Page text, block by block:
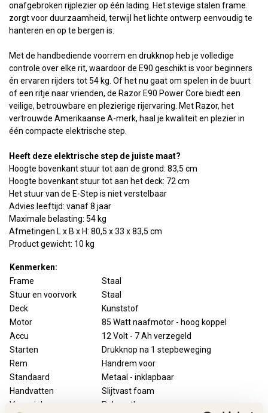
onafgebroken rijplezier op één lading. Het stevige stalen frame
zorgt voor duurzaamheid, terwijl het lichte ontwerp eenvoudig te
hanteren en op te bergen is.
Met de handbediende voorrem en drukknop heb je volledige
controle over elke rit, waardoor de E90 geschikt is voor beginners
én ervaren rijders tot 54 kg. Of het nu gaat om spelen in de buurt
of een ritje naar vrienden, de Razor E90 Power Core biedt een
veilige, betrouwbare en plezierige rijervaring. Met Razor, het
vertrouwde Amerikaanse A-merk, haal je kwaliteit en plezier in
één compacte elektrische step.
Heeft deze elektrische step de juiste maat?
Hoogte bovenkant stuur tot aan de grond: 83,5 cm
Hoogte bovenkant stuur tot aan het deck: 72 cm
Het stuur van de E-Step is niet verstelbaar
Advies leeftijd: vanaf 8 jaar
Maximale belasting: 54 kg
Afmetingen L x B x H: 80,5 x 33 x 83,5 cm
Product gewicht: 10 kg
Kenmerken:
Frame
Staal
Stuur en voorvork
Staal
Deck
Kunststof
Motor
85 Watt naafmotor - hoog koppel
Accu
12 Volt - 7 Ah verzegeld
Starten
Drukknop na 1 stepbeweging
Rem
Handrem voor
Standaard
Metaal - inklapbaar
Handvatten
Slijtvast foam
Voorwiel
Polyurethaan